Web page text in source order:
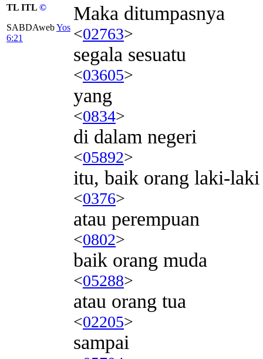
TL ITL ©
SABDAwebYos
6:21
Maka ditumpasnya
<02763>
segala sesuatu
<03605>
yang
<0834>
di dalam negeri
<05892>
itu, baik orang laki-laki
<0376>
atau perempuan
<0802>
baik orang muda
<05288>
atau orang tua
<02205>
sampai